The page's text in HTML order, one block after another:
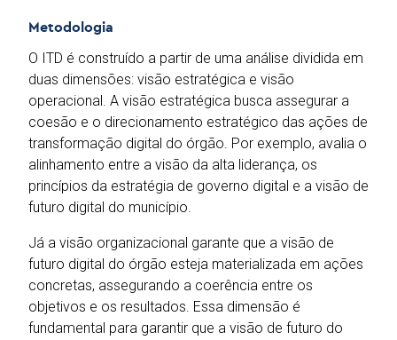
Metodologia
O ITD é construído a partir de uma análise dividida em
duas dimensões: visão estratégica e visão
operacional. A visão estratégica busca assegurar a
coesão e o direcionamento estratégico das ações de
transformação digital do órgão. Por exemplo, avalia o
alinhamento entre a visão da alta liderança, os
princípios da estratégia de governo digital e a visão de
futuro digital do município.
Já a visão organizacional garante que a visão de
futuro digital do órgão esteja materializada em ações
concretas, assegurando a coerência entre os
objetivos e os resultados. Essa dimensão é
fundamental para garantir que a visão de futuro do